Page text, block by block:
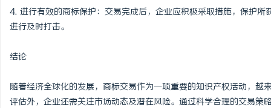
4. 进行有效的商标保护：交易完成后，企业应积极采取措施，保护
进行及时打击。
结论
随着经济全球化的发展，商标交易作为一项重要的知识产权活动，
评估外，企业还需关注市场动态及潜在风险。通过科学合理的交易